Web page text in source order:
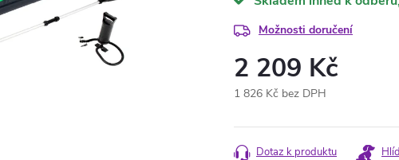
Možnosti doručení
2 209 Kč
1 826 Kč bez DPH
cena:
Dotaz k produktu